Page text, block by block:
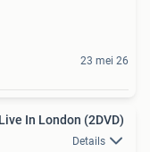
23 mei 26
In London (2DVD)
Details